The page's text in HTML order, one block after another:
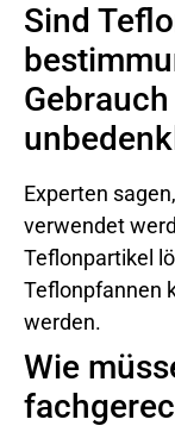
Sind
Experten
verwendet
Teflonpartikel
Teflonpfannen
werden.
Wie